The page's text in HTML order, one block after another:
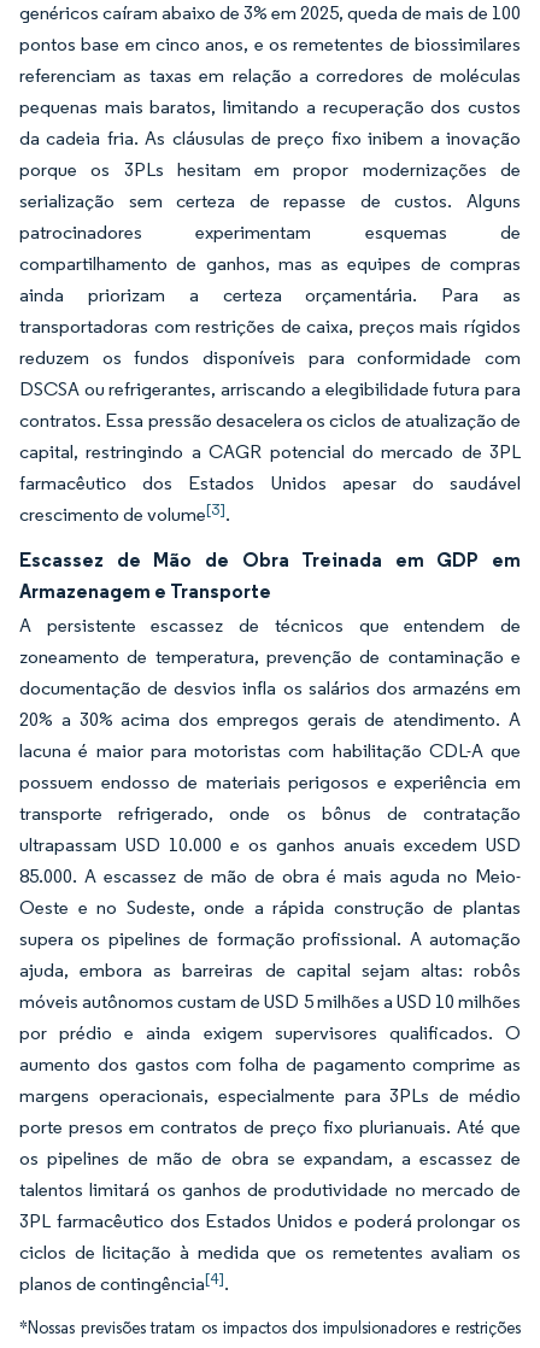
genéricos caíram abaixo de 3% em 2025, queda de mais de 100
pontos base em cinco anos, e os remetentes de biossimilares
referenciam as taxas em relação a corredores de moléculas
pequenas mais baratos, limitando a recuperação dos custos
da cadeia fria. As cláusulas de preço fixo inibem a inovação
porque os 3PLs hesitam em propor modernizações de
serialização sem certeza de repasse de custos. Alguns
patrocinadores experimentam esquemas de
compartilhamento de ganhos, mas as equipes de compras
ainda priorizam a certeza orçamentária. Para as
transportadoras com restrições de caixa, preços mais rígidos
reduzem os fundos disponíveis para conformidade com
DSCSA ou refrigerantes, arriscando a elegibilidade futura para
contratos. Essa pressão desacelera os ciclos de atualização de
capital, restringindo a CAGR potencial do mercado de 3PL
farmacêutico dos Estados Unidos apesar do saudável
crescimento de volume[3].
Escassez de Mão de Obra Treinada em GDP em
Armazenagem e Transporte
A persistente escassez de técnicos que entendem de
zoneamento de temperatura, prevenção de contaminação e
documentação de desvios infla os salários dos armazéns em
20% a 30% acima dos empregos gerais de atendimento. A
lacuna é maior para motoristas com habilitação CDL-A que
possuem endosso de materiais perigosos e experiência em
transporte refrigerado, onde os bônus de contratação
ultrapassam USD 10.000 e os ganhos anuais excedem USD
85.000. A escassez de mão de obra é mais aguda no Meio-
Oeste e no Sudeste, onde a rápida construção de plantas
supera os pipelines de formação profissional. A automação
ajuda, embora as barreiras de capital sejam altas: robôs
móveis autônomos custam de USD 5 milhões a USD 10 milhões
por prédio e ainda exigem supervisores qualificados. O
aumento dos gastos com folha de pagamento comprime as
margens operacionais, especialmente para 3PLs de médio
porte presos em contratos de preço fixo plurianuais. Até que
os pipelines de mão de obra se expandam, a escassez de
talentos limitará os ganhos de produtividade no mercado de
3PL farmacêutico dos Estados Unidos e poderá prolongar os
ciclos de licitação à medida que os remetentes avaliam os
planos de contingência[4].
*Nossas previsões tratam os impactos dos impulsionadores e restrições